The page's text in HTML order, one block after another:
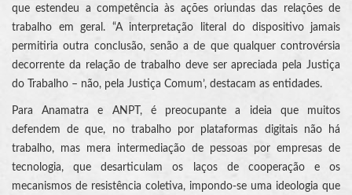
que estendeu a competência às ações oriundas das relações de
trabalho em geral. “A interpretação literal do dispositivo jamais
permitiria outra conclusão, senão a de que qualquer controvérsia
decorrente da relação de trabalho deve ser apreciada pela Justiça
do Trabalho – não, pela Justiça Comum’, destacam as entidades.
Para Anamatra e ANPT, é preocupante a ideia que muitos
defendem de que, no trabalho por plataformas digitais não há
trabalho, mas mera intermediação de pessoas por empresas de
tecnologia, que desarticulam os laços de cooperação e os
mecanismos de resistência coletiva, impondo-se uma ideologia que